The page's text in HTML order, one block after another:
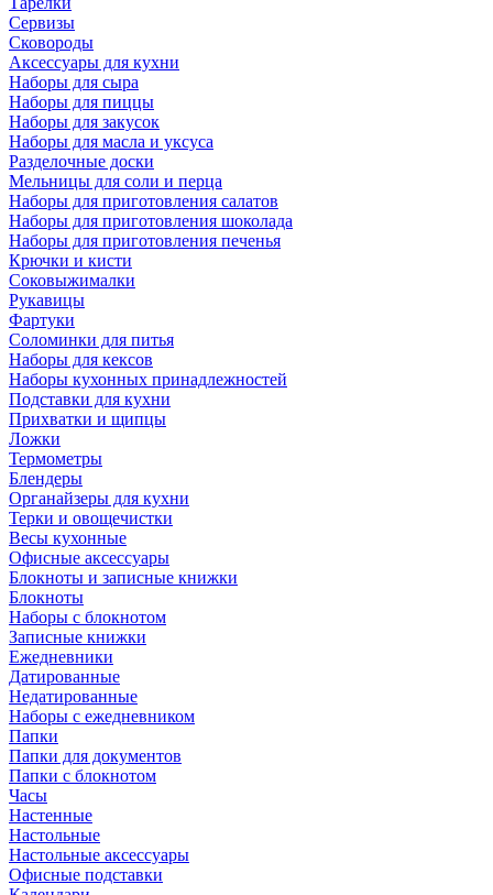
Сервизы
Сковороды
Аксессуары для кухни
Наборы для сыра
Наборы для пиццы
Наборы для закусок
Наборы для масла и уксуса
Разделочные доски
Мельницы для соли и перца
Наборы для приготовления салатов
Наборы для приготовления шоколада
Наборы для приготовления печенья
Крючки и кисти
Соковыжималки
Рукавицы
Фартуки
Соломинки для питья
Наборы для кексов
Наборы кухонных принадлежностей
Подставки для кухни
Прихватки и щипцы
Ложки
Термометры
Блендеры
Органайзеры для кухни
Терки и овощечистки
Весы кухонные
Офисные аксессуары
Блокноты и записные книжки
Блокноты
Наборы с блокнотом
Записные книжки
Ежедневники
Датированные
Недатированные
Наборы с ежедневником
Папки
Папки для документов
Папки с блокнотом
Часы
Настенные
Настольные
Настольные аксессуары
Офисные подставки